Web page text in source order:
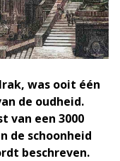
was ooit één
de oudheid.
van een 3000
de schoonheid
beschreven.